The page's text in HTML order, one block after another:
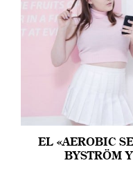
EL «AEROBIC
BYSTRÖM